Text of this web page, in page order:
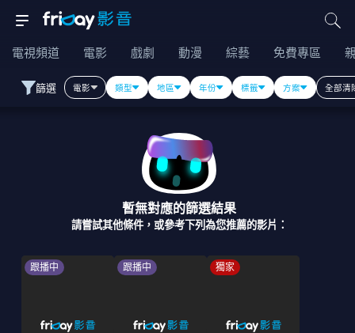
電視頻道 電影 戲劇 動漫 綜藝 免費專區
篩選 電影 類型 地區 年份 標籤 方案 全部清
暫無對應的篩選結果
請嘗試其他條件，或參考下列為您推薦的影片：
跟播中 跟播中 獨家